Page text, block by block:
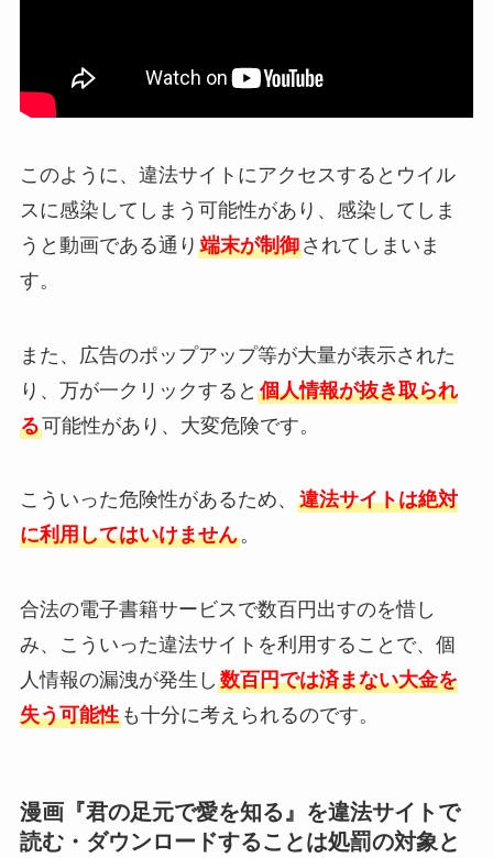
このように、違法サイトにアクセスするとウイル
スに感染してしまう可能性があり、感染してしま
うと動画である通り 端末が制御されてしまいま
す。
また、広告のポップアップ等が大量が表示された
り、万が一クリックすると 個人情報が抜き取られ
る可能性があり、大変危険です。
こういった危険性があるため、 違法サイトは絶対
に利用してはいけません。
合法の電子書籍サービスで数百円出すのを惜し
み、こういった違法サイトを利用することで、個
人情報の漏洩が発生し 数百円では済まない大金を
失う可能性も十分に考えられるのです。
漫画『君の足元で愛を知る』を違法サイトで
読む・ダウンロードすることは処罰の対象と